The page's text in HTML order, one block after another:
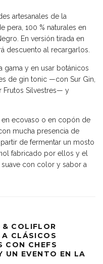
artesanales de la
pera, 100 % naturales en
En versión tirada en
descuento al recargarlos.
gama y en usar botánicos
de gin tonic —con Sur Gin,
Frutos Silvestres— y
en ecovaso o en copón de
mucha presencia de
de fermentar un mosto
fabricado por ellos y el
con color y sabor a
COLIFLOR
A CLÁSICOS
CON CHEFS
UN EVENTO EN LA